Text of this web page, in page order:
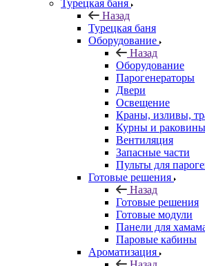
Турецкая баня
Назад
Турецкая баня
Оборудование
Назад
Оборудование
Парогенераторы
Двери
Освещение
Краны, изливы,
Курны и раковины
Вентиляция
Запасные части
Пульты для
Готовые решения
Назад
Готовые решения
Готовые модули
Панели для
Паровые кабины
Ароматизация